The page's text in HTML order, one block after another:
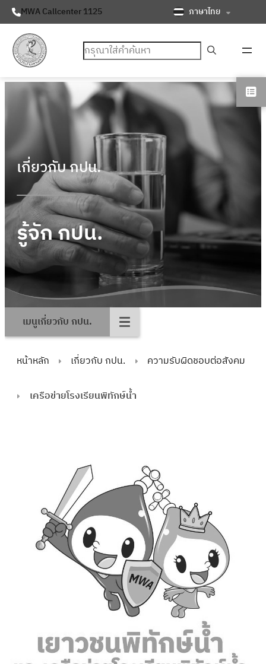
MWA Callcenter 1125 ภาษาไทย
ค้นหา
เกี่ยวกับ กปน.
รู้จัก กปน.
เมนูเกี่ยวกับ กปน.
หน้าหลัก เกี่ยวกับ กปน. ความรับผิดชอบต่อสังคม
เครือข่ายโรงเรียนพิทักษ์น้ำ